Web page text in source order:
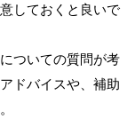
しておくと良いで
ついての質問が考
ドバイスや、補助